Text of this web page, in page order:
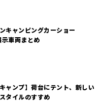
ンキャンピングカーショー
車両まとめ
キャンプ】荷台にテント、新しい
タイルのすすめ